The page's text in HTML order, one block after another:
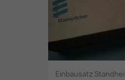
Einbausatz